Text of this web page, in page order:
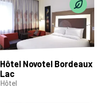
Hôtel Novotel Bordeaux
Lac
Hôtel